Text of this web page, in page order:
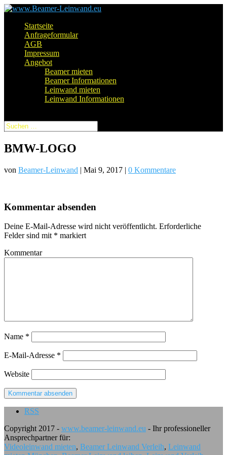
Startseite
Anfrageformular
AGB
Impressum
Angebot
Beamer mieten
Beamer Informationen
Leinwand mieten
Leinwand Informationen
BMW-LOGO
von Beamer-Leinwand | Mai 9, 2017 | 0 Kommentare
Kommentar absenden
Deine E-Mail-Adresse wird nicht veröffentlicht. Erforderliche
Felder sind mit * markiert
Kommentar
Name *
E-Mail-Adresse *
Website
RSS
Copyright 2017 - www.beamer-leinwand.eu - Ihr professioneller
Ansprechpartner für:
Videoleinwand mieten, Beamer Leinwand Verleih, Leinwand